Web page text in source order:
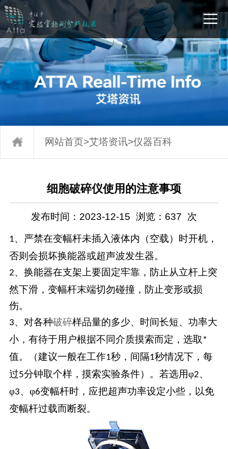
网站首页>艾塔资讯>仪器百科
细胞破碎仪使用的注意事项
发布时间：2023-12-15 浏览： 637 次
1、严禁在变幅杆未插入液体内（空载）时开机，
否则会损坏换能器或超声波发生器。
2、换能器在支架上要固定牢靠，防止从立杆上突
然下滑，变幅杆末端切勿碰撞，防止变形或损
伤。
3、对各种破碎样品量的多少、时间长短、功率大
小，有待于用户根据不同介质摸索而定，选取 *
值。（建议一般在工作1秒，间隔1秒情况下，每
过5分钟取个样，摸索实验条件）。若选用φ2、
φ3、φ6变幅杆时，应把超声功率设定小些，以免
变幅杆过载而断裂。